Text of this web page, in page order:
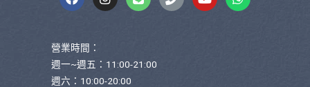
營業時間：
週一~週五：11:00-21:00
週六：10:00-20:00